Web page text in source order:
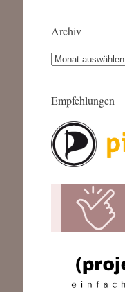
Archiv
Archiv
Empfehlungen